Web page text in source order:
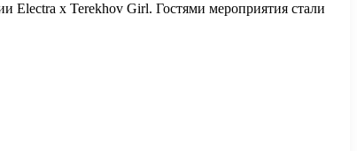
Electra x Terekhov Girl. Гостями мероприятия стали